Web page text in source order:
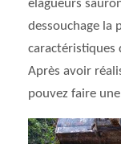
élagueurs
dessouchage la
caractéristiques
Après avoir
pouvez faire